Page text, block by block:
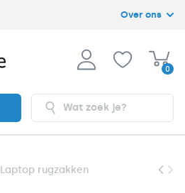
Over ons
0
Laptop rugzakken